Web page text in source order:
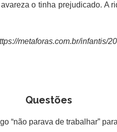
o tinha prejudicado. A
metaforas.com.br/infantis/
Questões
“não parava de trabalhar”